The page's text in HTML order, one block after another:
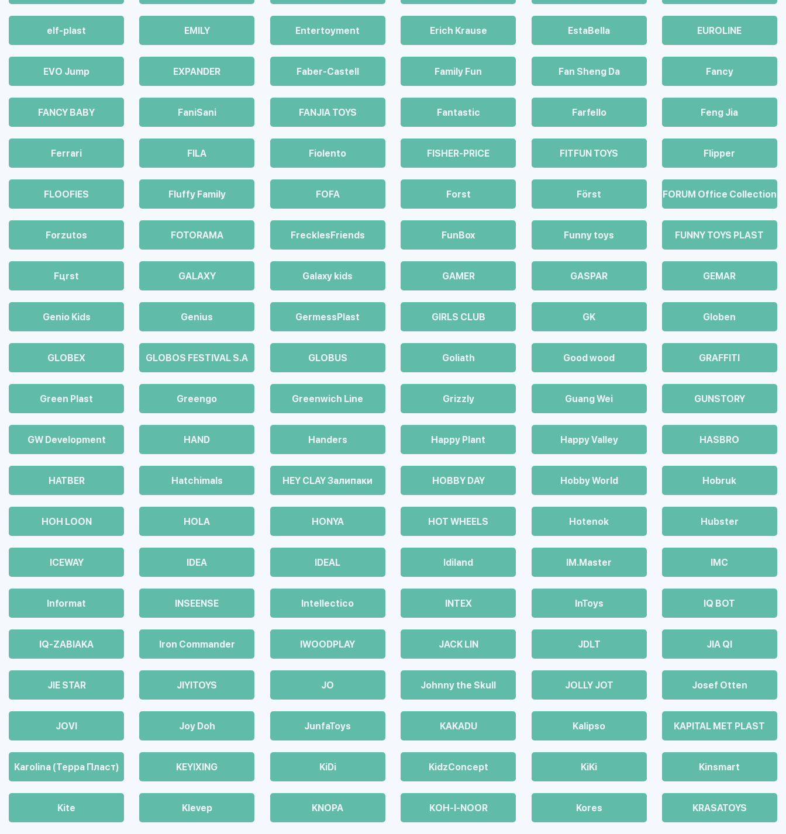
elf-plast EMILY Entertoyment Erich Krause EstaBella EUROLINE
EVO Jump EXPANDER Faber-Castell Family Fun Fan Sheng Da Fancy
FANCY BABY FaniSani FANJIA TOYS Fantastic Farfello Feng Jia
Ferrari FILA Fiolento FISHER-PRICE FITFUN TOYS Flipper
FLOOFIES Fluffy Family FOFA Forst Först FORUM Office Collection
Forzutos FOTORAMA FrecklesFriends FunBox Funny toys FUNNY TOYS PLAST
Fцrst GALAXY Galaxy kids GAMER GASPAR GEMAR
Genio Kids Genius GermessPlast GIRLS CLUB GK Globen
GLOBEX GLOBOS FESTIVAL S.A GLOBUS Goliath Good wood GRAFFITI
Green Plast Greengo Greenwich Line Grizzly Guang Wei GUNSTORY
GW Development HAND Handers Happy Plant Happy Valley HASBRO
HATBER Hatchimals HEY CLAY Залипаки HOBBY DAY Hobby World Hobruk
HOH LOON HOLA HONYA HOT WHEELS Hotenok Hubster
ICEWAY IDEA IDEAL Idiland IM.Master IMC
Informat INSEENSE Intellectico INTEX InToys IQ BOT
IQ-ZABIAKA Iron Commander IWOODPLAY JACK LIN JDLT JIA QI
JIE STAR JIYITOYS JO Johnny the Skull JOLLY JOT Josef Otten
JOVI Joy Doh JunfaToys KAKADU Kalipso KAPITAL MET PLAST
Karolina (Терра Пласт) KEYIXING KiDi KidzConcept KiKi Kinsmart
Kite Klevep KNOPA KOH-I-NOOR Kores KRASATOYS